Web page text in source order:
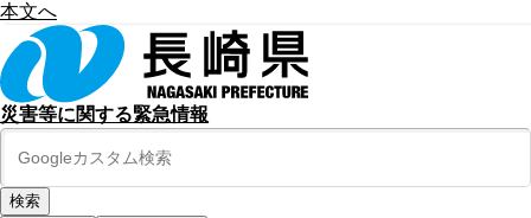
本文へ
災害等に関する緊急情報